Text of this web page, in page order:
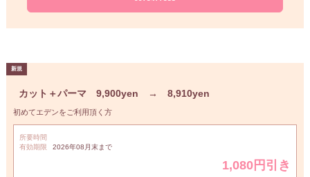
カット＋パーマ 9,900yen → 8,910yen
初めてエデンをご利用頂く方
所要時間
有効期限
2026年08月末まで
1,080円引き